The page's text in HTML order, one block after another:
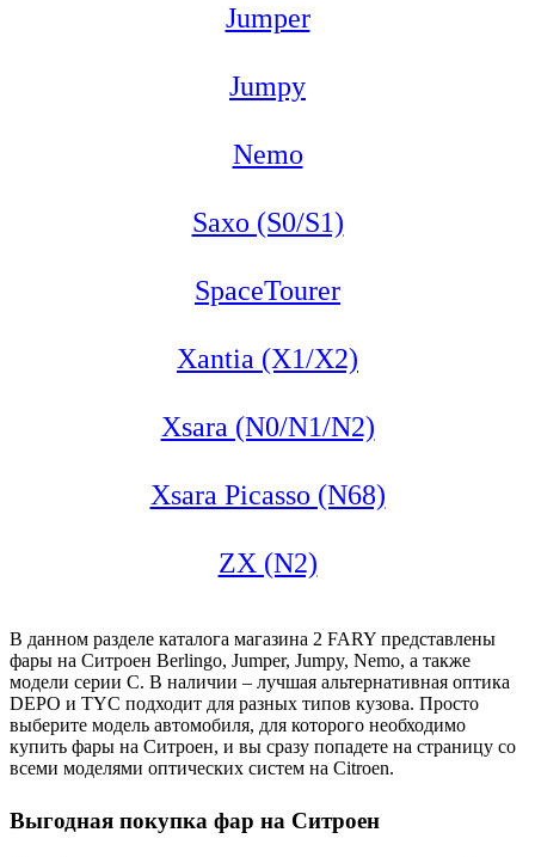
Jumper
Jumpy
Nemo
Saxo (S0/S1)
SpaceTourer
Xantia (X1/X2)
Xsara (N0/N1/N2)
Xsara Picasso (N68)
ZX (N2)
В данном разделе каталога магазина 2 FARY представлены
фары на Ситроен Berlingo, Jumper, Jumpy, Nemo, а также
модели серии С. В наличии – лучшая альтернативная оптика
DEPO и TYC подходит для разных типов кузова. Просто
выберите модель автомобиля, для которого необходимо
купить фары на Ситроен, и вы сразу попадете на страницу со
всеми моделями оптических систем на Citroen.
Выгодная покупка фар на Ситроен